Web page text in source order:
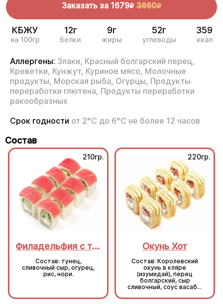
Заказать за 1679R 3660R
КБЖУ
на 100гр
12г
белки
9г
жиры
52г
углеводы
359
ккал
Аллергены: Злаки, Красный болгарский перец,
Креветки, Кунжут, Куриное мясо, Молочные
продукты, Морская рыба, Огурцы, Продукты
переработки глютена, Продукты переработки
ракообразных
Срок годности от 2°С до 6°С не более 12 часов
Состав
210гр.
Филадельфия с тунцом
Состав: тунец,
сливочный сыр, огурец,
рис, нори.
220гр.
Окунь Хот
Состав: Королевский
окунь в кляре
(изумидай), перец
болгарский, сыр
сливочный, соус васаби,